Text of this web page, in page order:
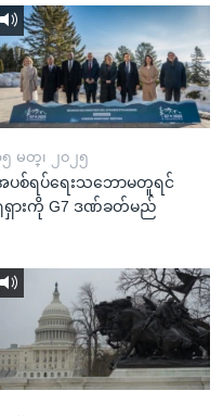
၅ မတ္၊ ၂၀၂၅
ပစ်ရပ်ရေးသဘောမတူရင်
ရှားကို G7 ဒဏ်ခတ်မည်